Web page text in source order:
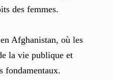
des femmes.
Afghanistan, où les
la vie publique et
fondamentaux.